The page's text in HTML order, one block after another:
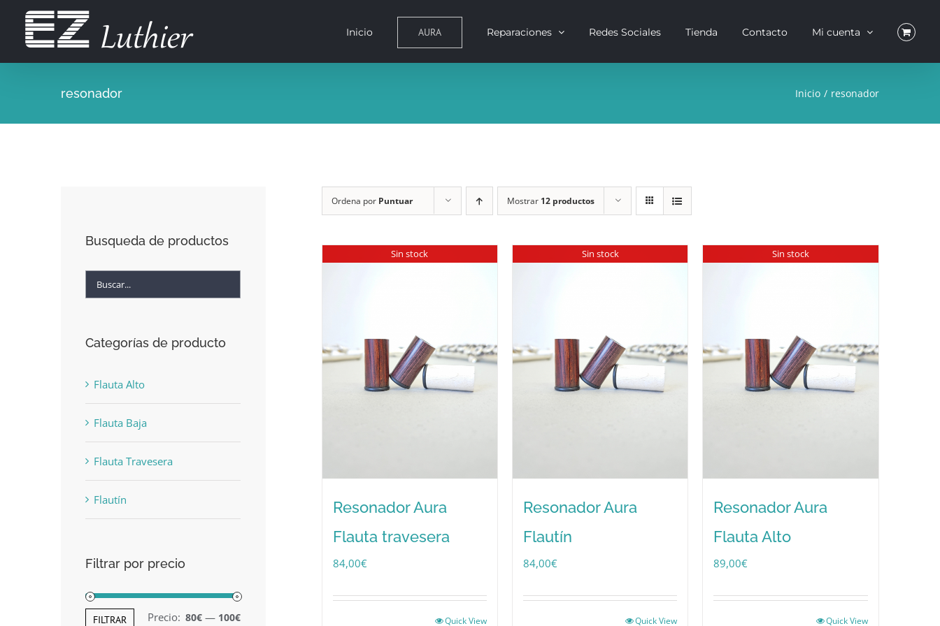
Saltar
Inicio AURA Reparaciones Redes Sociales Tienda Contacto Mi cuenta
resonador Inicio resonador
Ordena por Puntuar Mostrar 12 productos
Sin stock
Resonador Aura
Flauta travesera
84,00€
Quick View
Sin stock
Resonador Aura
Flautín
84,00€
Quick View
Sin stock
Resonador Aura
Flauta Alto
89,00€
Quick View
Busqueda de productos
Categorías de producto
Flauta Alto
Flauta Baja
Flauta Travesera
Flautín
Filtrar por precio
Precio
Precio
FILTRAR Precio: 80€ — 100€